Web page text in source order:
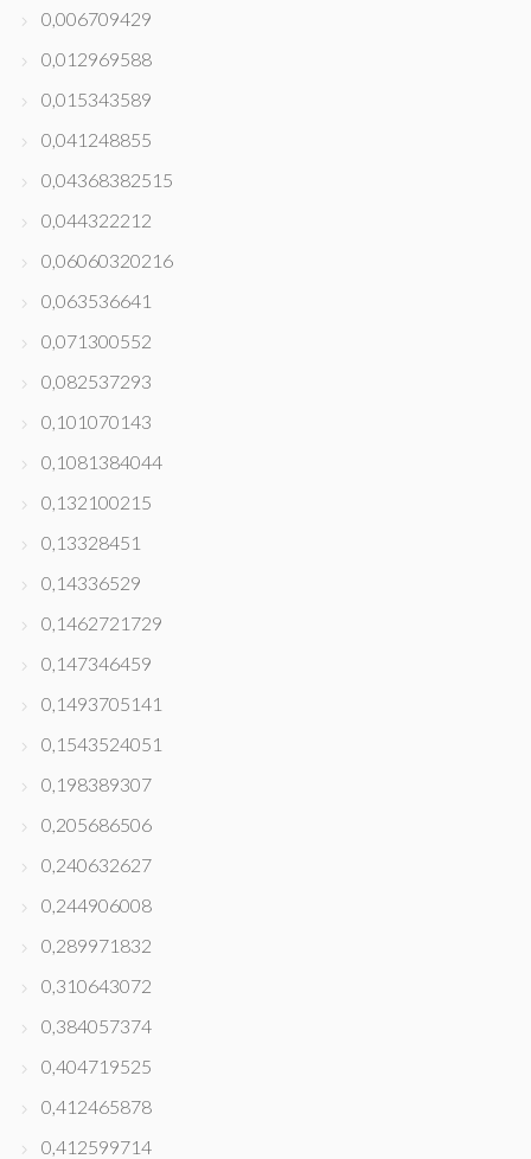
0,006709429
0,012969588
0,015343589
0,041248855
0,04368382515
0,044322212
0,06060320216
0,063536641
0,071300552
0,082537293
0,101070143
0,1081384044
0,132100215
0,13328451
0,14336529
0,1462721729
0,147346459
0,1493705141
0,1543524051
0,198389307
0,205686506
0,240632627
0,244906008
0,289971832
0,310643072
0,384057374
0,404719525
0,412465878
0,412599714